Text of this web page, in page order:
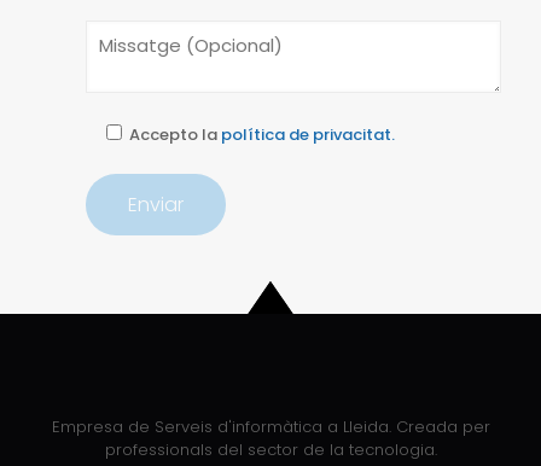
Accepto la política de privacitat.
Empresa de Serveis d'informàtica a Lleida. Creada per
professionals del sector de la tecnologia.